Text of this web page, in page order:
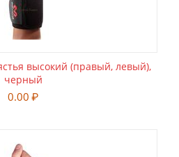
высокий (правый, левый),
черный
0.00 ₽